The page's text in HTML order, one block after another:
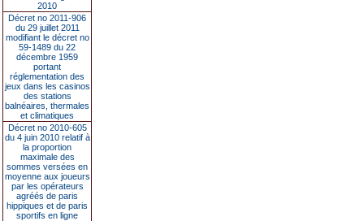
2010
Décret no 2011-906
du 29 juillet 2011
modifiant le décret no
59-1489 du 22
décembre 1959
portant
réglementation des
jeux dans les casinos
des stations
balnéaires, thermales
et climatiques
Décret no 2010-605
du 4 juin 2010 relatif à
la proportion
maximale des
sommes versées en
moyenne aux joueurs
par les opérateurs
agréés de paris
hippiques et de paris
sportifs en ligne